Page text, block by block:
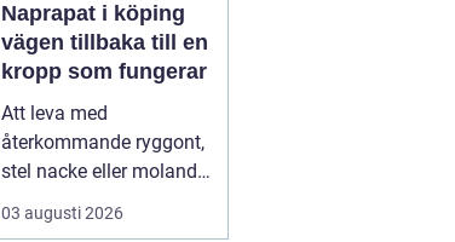
Naprapat i köping
vägen tillbaka till en
kropp som fungerar
Att leva med
återkommande ryggont,
stel nacke eller molande
värk i axlar och höfter
sliter på både ork och
03 augusti 2026